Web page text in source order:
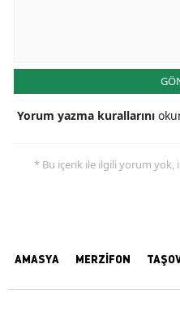
Yorum yazma kurallarını
* Bu içerik ile ilgili yorum yok,
AMASYA MERZİFON